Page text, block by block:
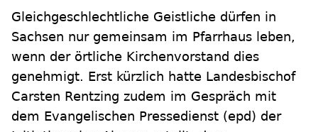
Gleichgeschlechtliche Geistliche dürfen in
Sachsen nur gemeinsam im Pfarrhaus leben,
wenn der örtliche Kirchenvorstand dies
genehmigt. Erst kürzlich hatte Landesbischof
Carsten Rentzing zudem im Gespräch mit
dem Evangelischen Pressedienst (epd) der